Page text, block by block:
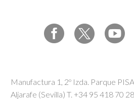
Manufactura 1, 2º Izda. Parque
Aljarafe (Sevilla) T. +34 95 418 70